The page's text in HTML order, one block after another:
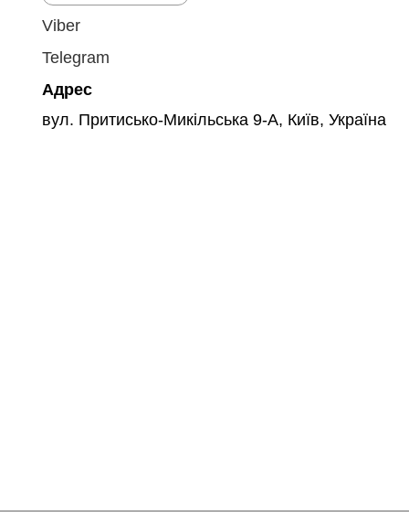
Viber
Telegram
Адрес
вул. Притисько-Микільська 9-А, Київ, Україна